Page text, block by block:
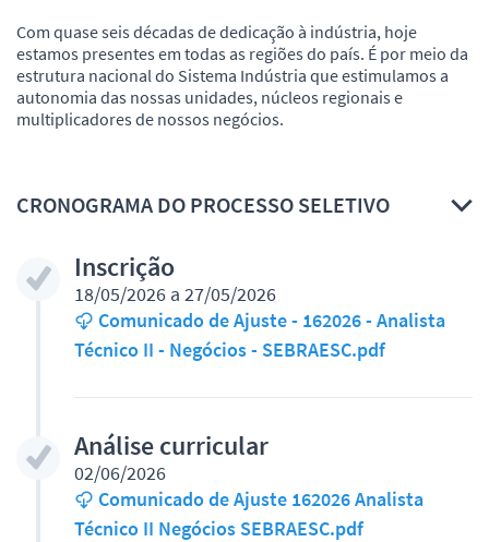
Com quase seis décadas de dedicação à indústria, hoje
estamos presentes em todas as regiões do país. É por meio da
estrutura nacional do Sistema Indústria que estimulamos a
autonomia das nossas unidades, núcleos regionais e
multiplicadores de nossos negócios.
CRONOGRAMA DO PROCESSO SELETIVO
Inscrição
18/05/2026 a 27/05/2026
Comunicado de Ajuste - 162026 - Analista
Técnico II - Negócios - SEBRAESC.pdf
Análise curricular
02/06/2026
Comunicado de Ajuste 162026 Analista
Técnico II Negócios SEBRAESC.pdf